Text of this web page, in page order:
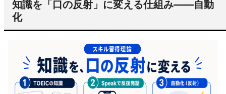
知識を「口の反射」に変える仕組み——自動
化